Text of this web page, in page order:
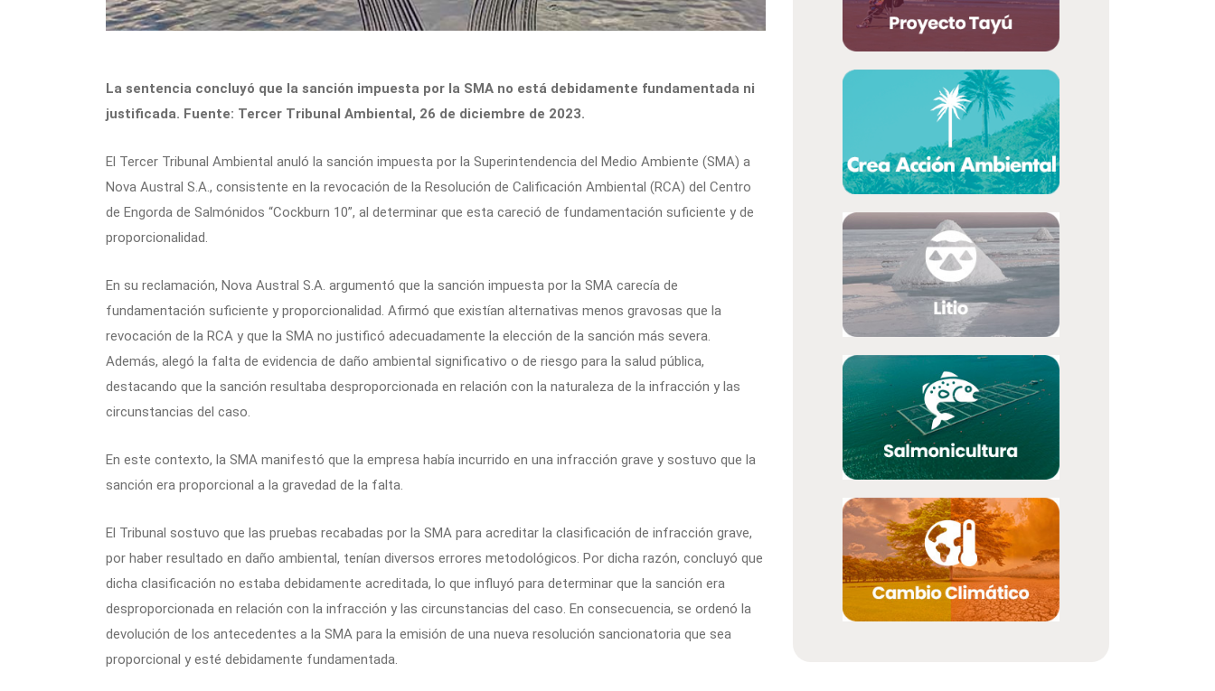
La sentencia concluyó que la sanción impuesta por la SMA no está debidamente fundamentada ni
justificada. Fuente: Tercer Tribunal Ambiental, 26 de diciembre de 2023.
El Tercer Tribunal Ambiental anuló la sanción impuesta por la Superintendencia del Medio Ambiente (SMA) a
Nova Austral S.A., consistente en la revocación de la Resolución de Calificación Ambiental (RCA) del Centro
de Engorda de Salmónidos “Cockburn 10”, al determinar que esta careció de fundamentación suficiente y de
proporcionalidad.
En su reclamación, Nova Austral S.A. argumentó que la sanción impuesta por la SMA carecía de
fundamentación suficiente y proporcionalidad. Afirmó que existían alternativas menos gravosas que la
revocación de la RCA y que la SMA no justificó adecuadamente la elección de la sanción más severa.
Además, alegó la falta de evidencia de daño ambiental significativo o de riesgo para la salud pública,
destacando que la sanción resultaba desproporcionada en relación con la naturaleza de la infracción y las
circunstancias del caso.
En este contexto, la SMA manifestó que la empresa había incurrido en una infracción grave y sostuvo que la
sanción era proporcional a la gravedad de la falta.
El Tribunal sostuvo que las pruebas recabadas por la SMA para acreditar la clasificación de infracción grave,
por haber resultado en daño ambiental, tenían diversos errores metodológicos. Por dicha razón, concluyó que
dicha clasificación no estaba debidamente acreditada, lo que influyó para determinar que la sanción era
desproporcionada en relación con la infracción y las circunstancias del caso. En consecuencia, se ordenó la
devolución de los antecedentes a la SMA para la emisión de una nueva resolución sancionatoria que sea
proporcional y esté debidamente fundamentada.